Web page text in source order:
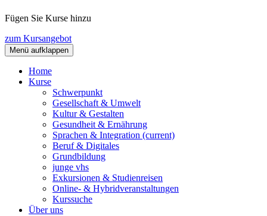
Fügen Sie Kurse hinzu
zum Kursangebot
Menü aufklappen
Home
Kurse
Schwerpunkt
Gesellschaft & Umwelt
Kultur & Gestalten
Gesundheit & Ernährung
Sprachen & Integration (current)
Beruf & Digitales
Grundbildung
junge vhs
Exkursionen & Studienreisen
Online- & Hybridveranstaltungen
Kurssuche
Über uns